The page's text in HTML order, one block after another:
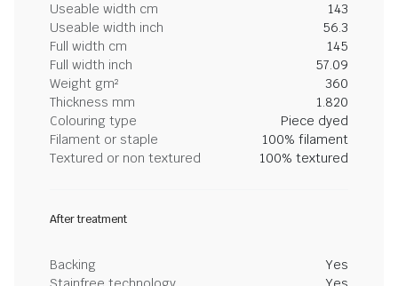
Useable width cm
143
Useable width inch
56.3
Full width cm
145
Full width inch
57.09
Weight gm²
360
Thickness mm
1.820
Colouring type
Piece dyed
Filament or staple
100% filament
Textured or non textured
100% textured
After treatment
Backing
Yes